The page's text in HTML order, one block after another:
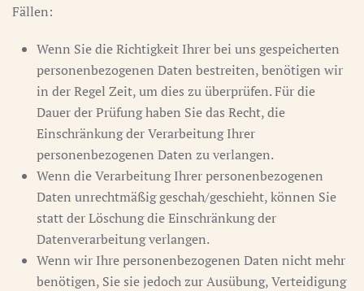
Fällen:
Wenn Sie die Richtigkeit Ihrer bei uns gespeicherten
personenbezogenen Daten bestreiten, benötigen wir
in der Regel Zeit, um dies zu überprüfen. Für die
Dauer der Prüfung haben Sie das Recht, die
Einschränkung der Verarbeitung Ihrer
personenbezogenen Daten zu verlangen.
Wenn die Verarbeitung Ihrer personenbezogenen
Daten unrechtmäßig geschah/geschieht, können Sie
statt der Löschung die Einschränkung der
Datenverarbeitung verlangen.
Wenn wir Ihre personenbezogenen Daten nicht mehr
benötigen, Sie sie jedoch zur Ausübung, Verteidigung